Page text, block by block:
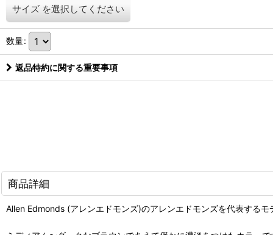
サイズ を選択してください
数量:
返品特約に関する重要事項
商品詳細
Allen Edmonds (アレンエドモンズ)のアレンエドモンズを代表するモ